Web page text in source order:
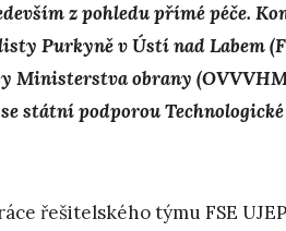
z pohledu přímé péče.
Purkyně v Ústí nad Labem
Ministerstva obrany
státní podporou
řešitelského týmu FSE